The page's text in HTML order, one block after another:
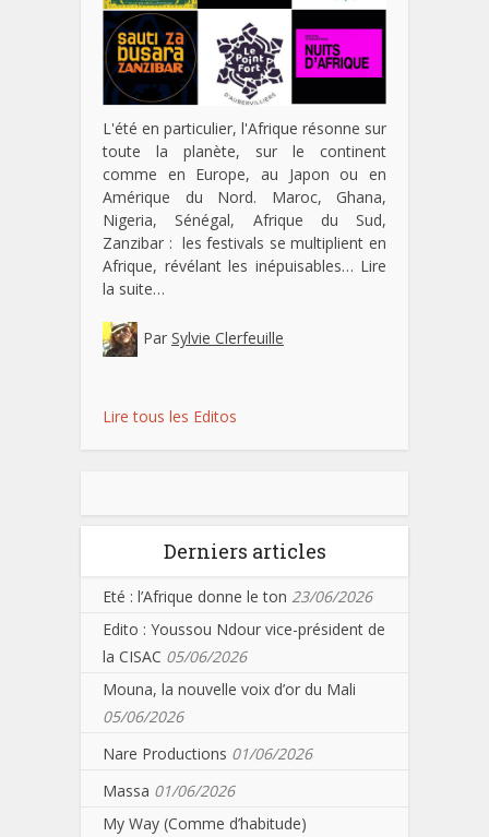
L'été en particulier, l'Afrique résonne sur
toute la planète, sur le continent
comme en Europe, au Japon ou en
Amérique du Nord. Maroc, Ghana,
Nigeria, Sénégal, Afrique du Sud,
Zanzibar : les festivals se multiplient en
Afrique, révélant les inépuisables… Lire
la suite…
Par Sylvie Clerfeuille
Lire tous les Editos
Derniers articles
Eté : l’Afrique donne le ton 23/06/2026
Edito : Youssou Ndour vice-président de
la CISAC 05/06/2026
Mouna, la nouvelle voix d’or du Mali
05/06/2026
Nare Productions 01/06/2026
Massa 01/06/2026
My Way (Comme d’habitude)